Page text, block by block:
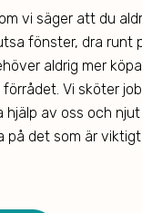
vi säger att du
fönster, dra runt
aldrig mer
Vi sköter
hjälp av oss och
på det som är